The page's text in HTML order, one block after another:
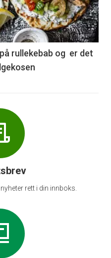
rullekebab og er det
rett i din innboks.